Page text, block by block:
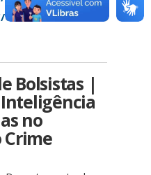
UFSC – Anexo
Bolsistas |
Inteligência
no